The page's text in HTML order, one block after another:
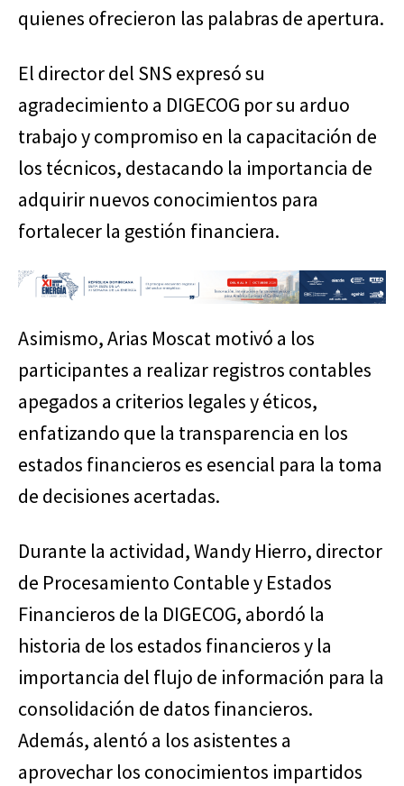
quienes ofrecieron las palabras de apertura.
El director del SNS expresó su
agradecimiento a DIGECOG por su arduo
trabajo y compromiso en la capacitación de
los técnicos, destacando la importancia de
adquirir nuevos conocimientos para
fortalecer la gestión financiera.
Asimismo, Arias Moscat motivó a los
participantes a realizar registros contables
apegados a criterios legales y éticos,
enfatizando que la transparencia en los
estados financieros es esencial para la toma
de decisiones acertadas.
Durante la actividad, Wandy Hierro, director
de Procesamiento Contable y Estados
Financieros de la DIGECOG, abordó la
historia de los estados financieros y la
importancia del flujo de información para la
consolidación de datos financieros.
Además, alentó a los asistentes a
aprovechar los conocimientos impartidos